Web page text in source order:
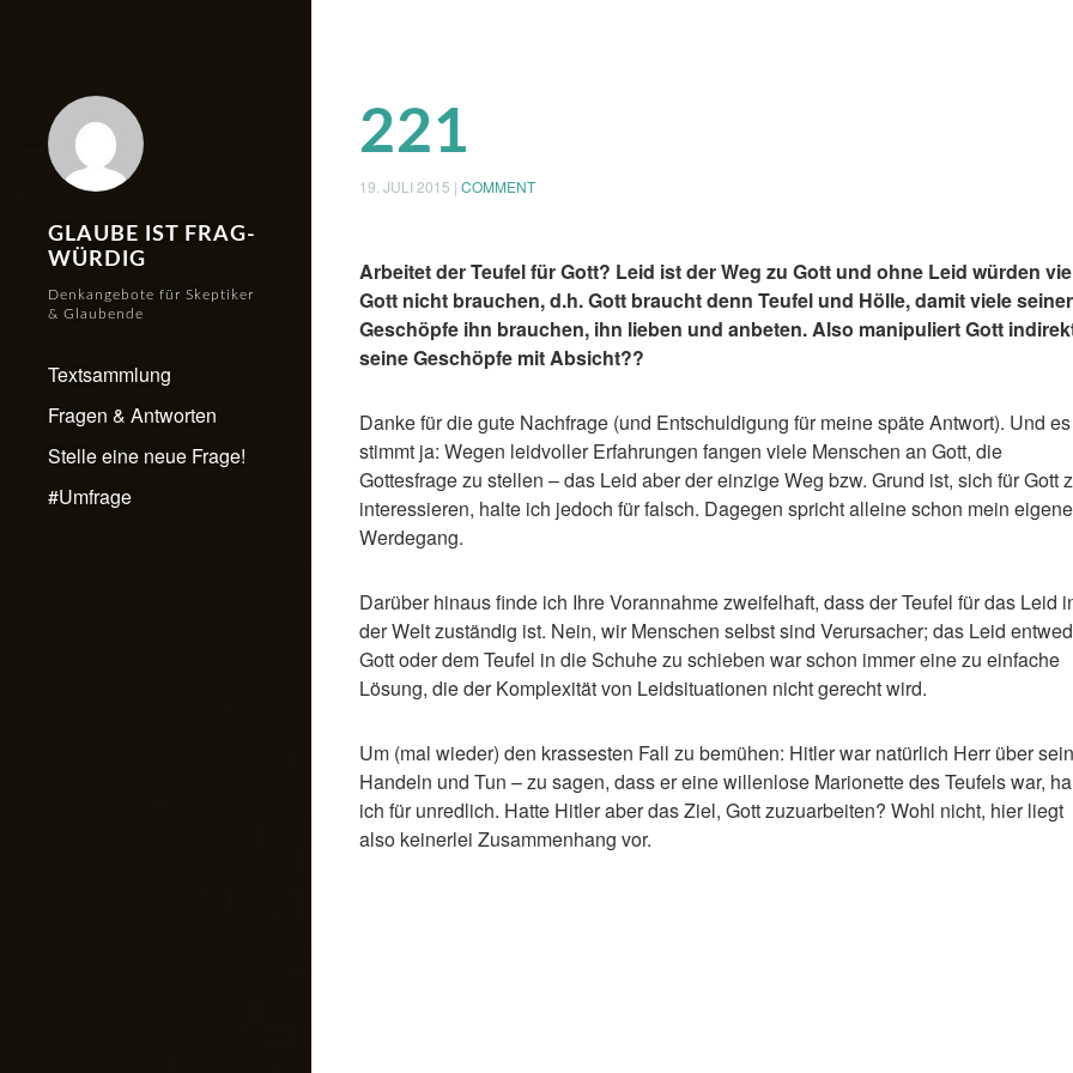
GLAUBE IST FRAG-
WÜRDIG
Denkangebote für Skeptiker
& Glaubende
Textsammlung
Fragen & Antworten
Stelle eine neue Frage!
#Umfrage
221
19. JULI 2015 | COMMENT
Arbeitet derTeufel für Gott? Leid ist der Weg zu Gott und ohne Leid würden
Gott nicht brauchen, d.h. Gott braucht denn Teufel und Hölle, damit viele seiner
Geschöpfe ihn brauchen, ihn lieben und anbeten. Also manipuliert Gott
seine Geschöpfe mit Absicht??
Danke für die gute Nachfrage (und Entschuldigung für meine späte Antwort). Und es
stimmt ja: Wegen leidvoller Erfahrungen fangen viele Menschen an Gott, die
Gottesfrage zu stellen – das Leid aber der einzige Weg bzw. Grund ist, sich für Gott
interessieren, halte ich jedoch für falsch. Dagegen spricht alleine schon mein
Werdegang.
Darüber hinaus finde ich Ihre Vorannahme zweifelhaft, dass der Teufel für das Leid
der Welt zuständig ist. Nein, wir Menschen selbst sind Verursacher; das Leid
Gott oder dem Teufel in die Schuhe zu schieben war schon immer eine zu einfache
Lösung, die der Komplexität von Leidsituationen nicht gerecht wird.
Um (mal wieder) den krassesten Fall zu bemühen: Hitler war natürlich Herr über sein
Handeln und Tun – zu sagen, dass er eine willenlose Marionette des Teufels war,
ich für unredlich. Hatte Hitler aber das Ziel, Gott zuzuarbeiten? Wohl nicht, hier liegt
also keinerlei Zusammenhang vor.